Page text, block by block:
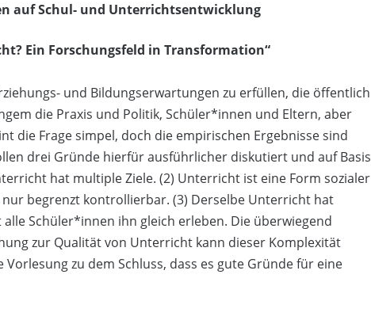
auf Schul- und Unterrichtsentwicklung
Ein Forschungsfeld in Transformation“
und Bildungserwartungen zu erfüllen, die öffentlich
die Praxis und Politik, Schüler*innen und Eltern, aber
die Frage simpel, doch die empirischen Ergebnisse sind
drei Gründe hierfür ausführlicher diskutiert und auf Basis
hat multiple Ziele. (2) Unterricht ist eine Form sozialer
begrenzt kontrollierbar. (3) Derselbe Unterricht hat
Schüler*innen ihn gleich erleben. Die überwiegend
zur Qualität von Unterricht kann dieser Komplexität
zu dem Schluss, dass es gute Gründe für eine